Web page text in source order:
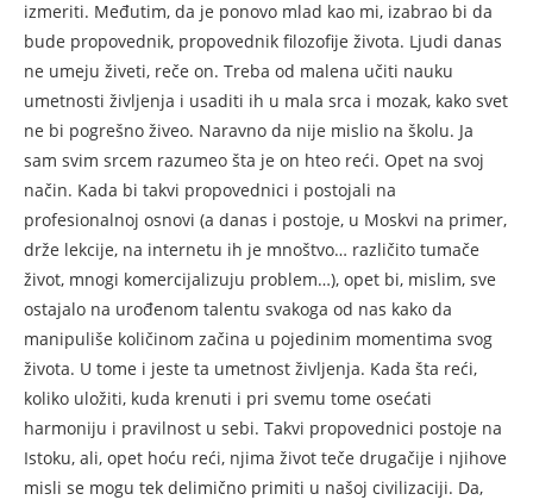
izmeriti. Međutim, da je ponovo mlad kao mi, izabrao bi da
bude propovednik, propovednik filozofije života. Ljudi danas
ne umeju živeti, reče on. Treba od malena učiti nauku
umetnosti življenja i usaditi ih u mala srca i mozak, kako svet
ne bi pogrešno živeo. Naravno da nije mislio na školu. Ja
sam svim srcem razumeo šta je on hteo reći. Opet na svoj
način. Kada bi takvi propovednici i postojali na
profesionalnoj osnovi (a danas i postoje, u Moskvi na primer,
drže lekcije, na internetu ih je mnoštvo… različito tumače
život, mnogi komercijalizuju problem…), opet bi, mislim, sve
ostajalo na urođenom talentu svakoga od nas kako da
manipuliše količinom začina u pojedinim momentima svog
života. U tome i jeste ta umetnost življenja. Kada šta reći,
koliko uložiti, kuda krenuti i pri svemu tome osećati
harmoniju i pravilnost u sebi. Takvi propovednici postoje na
Istoku, ali, opet hoću reći, njima život teče drugačije i njihove
misli se mogu tek delimično primiti u našoj civilizaciji. Da,